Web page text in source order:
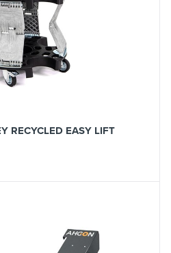
RECYCLED EASY LIFT